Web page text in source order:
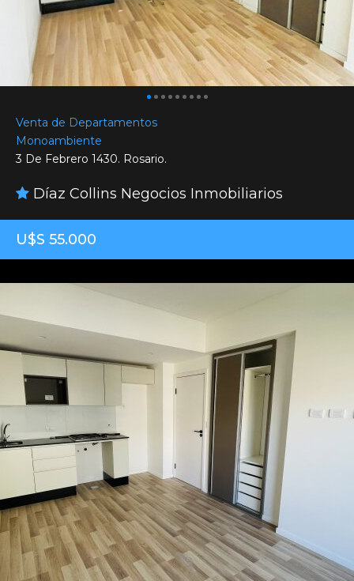
Venta de Departamentos
Monoambiente
3 De Febrero 1430. Rosario.
Díaz Collins Negocios Inmobiliarios
U$S 55.000